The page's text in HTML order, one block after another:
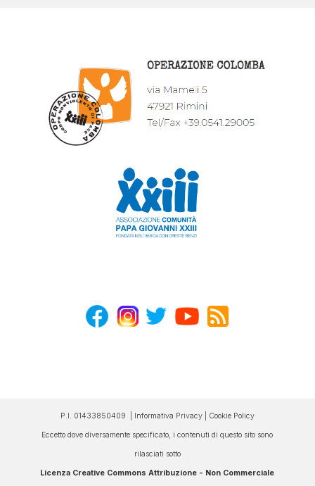
P.I. 01433850409 | Informativa Privacy| Cookie Policy
Eccetto dove diversamente specificato, i contenuti di questo sito sono
rilasciati sotto
Licenza Creative Commons Attribuzione - Non Commerciale